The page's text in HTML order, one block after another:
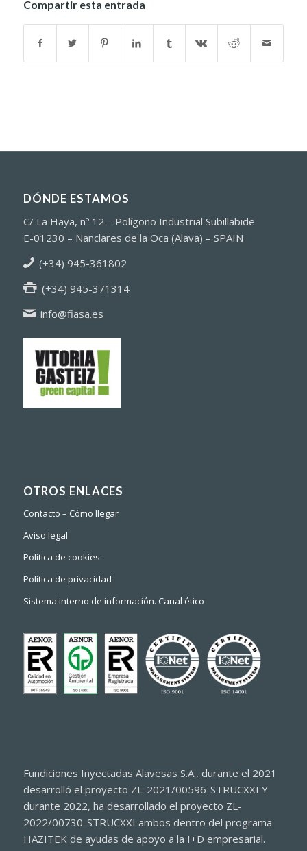
Compartir esta entrada
DÓNDE ESTAMOS
C/ La Haya, nº 12 – Polígono Industrial Subillabide
E-01230 – Nanclares de la Oca (Alava) – SPAIN
(+34) 945-361802
(+34) 945-371314
info@fiasa.es
OTROS ENLACES
Contacto – Cómo llegar
Aviso legal
Política de cookies
Política de privacidad
Sistema interno de información. Canal ético
Fundiciones Inyectadas Alavesas S.A., durante el 2021
desarrolló el proyecto ZL-2021/00596-STRUCXXI Y
durante 2022, ha desarrollado el proyecto ZL-
2022/00730-STRUCXXI ambos dentro del programa
HAZITEK de ayudas de apoyo a la I+D empresarial.